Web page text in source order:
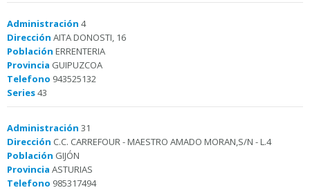
Administración 4
Dirección AITA DONOSTI, 16
Población ERRENTERIA
Provincia GUIPUZCOA
Telefono 943525132
Series43
Administración 31
Dirección C.C. CARREFOUR - MAESTRO AMADO MORAN,S/N - L.4
Población GIJÓN
Provincia ASTURIAS
Telefono 985317494